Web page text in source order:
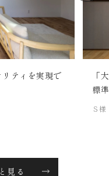
ティを実現で
「
標
Ｓ様
見る